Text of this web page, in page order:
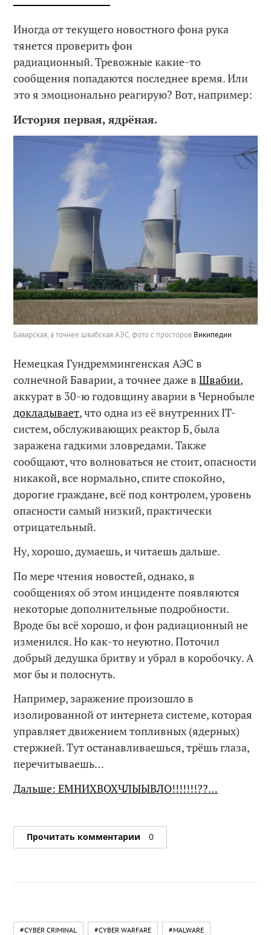
Иногда от текущего новостного фона рука
тянется проверить фон
радиационный. Тревожные какие-то
сообщения попадаются последнее время. Или
это я эмоционально реагирую? Вот, например:
История первая, ядрёная.
Баварская, а точнее швабская АЭС, фото с просторов Википедии
Немецкая Гундреммингенская АЭС в
солнечной Баварии, а точнее даже вШвабии,
аккурат в 30-ю годовщину аварии в Чернобыле
докладывает, что одна из её внутренних IT-
систем, обслуживающих реактор Б, была
заражена гадкими зловредами. Также
сообщают, что волноваться не стоит, опасности
никакой, все нормально, спите спокойно,
дорогие граждане, всё под контролем, уровень
опасности самый низкий, практически
отрицательный.
Ну, хорошо, думаешь, и читаешь дальше.
По мере чтения новостей, однако, в
сообщениях об этом инциденте появляются
некоторые дополнительные подробности.
Вроде бы всё хорошо, и фон радиационный не
изменился. Но как-то неуютно. Поточил
добрый дедушка бритву и убрал в коробочку. А
мог бы и полоснуть.
Например, заражение произошло в
изолированной от интернета системе, которая
управляет движением топливных (ядерных)
стержней. Тут останавливаешься, трёшь глаза,
перечитываешь…
Дальше: ЕМНИХВОХЧЛЫЫВЛО!!!!!!!??…
Прочитать комментарии 0
#CYBER CRIMINAL #CYBER WARFARE #MALWARE